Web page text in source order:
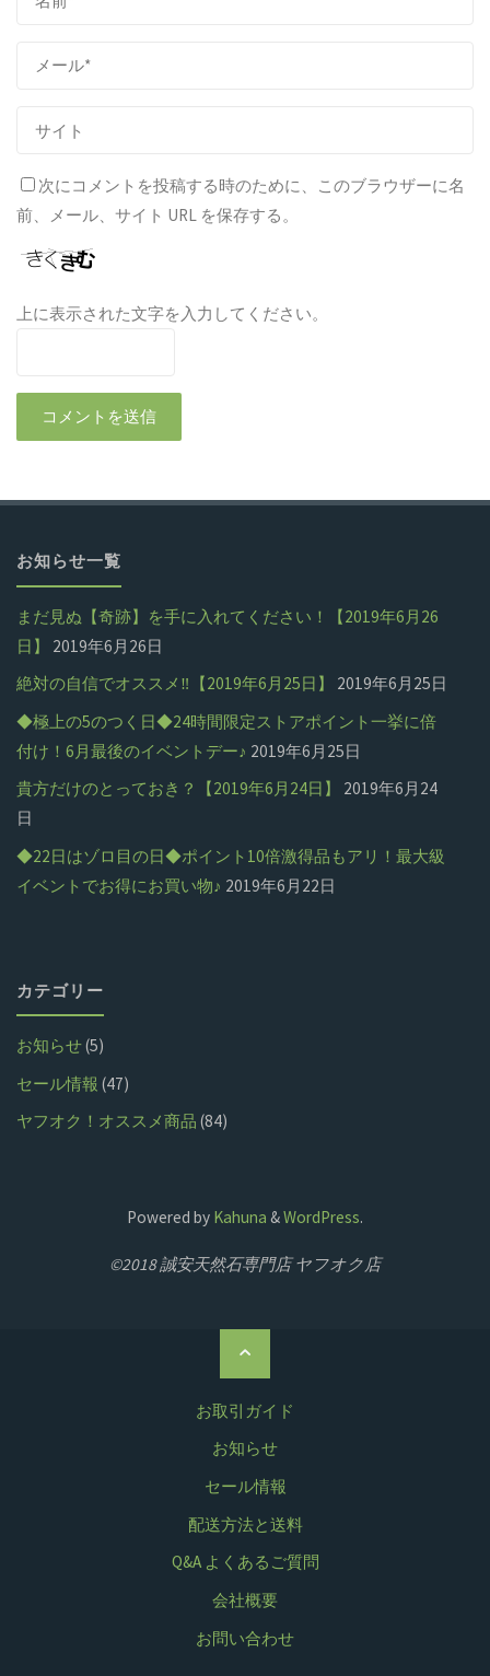
次にコメントを投稿する時のために、このブラウザーに名
前、メール、サイト URL を保存する。
上に表示された文字を入力してください。
お知らせ一覧
まだ見ぬ【奇跡】を手に入れてください！【2019年6月26
日】
2019年6月26日
絶対の自信でオススメ‼【2019年6月25日】
2019年6月25日
◆極上の5のつく日◆24時間限定ストアポイント一挙に倍
付け！6月最後のイベントデー♪ 2019年6月25日
貴方だけのとっておき？【2019年6月24日】
2019年6月24
日
◆22日はゾロ目の日◆ポイント10倍激得品もアリ！最大級
イベントでお得にお買い物♪ 2019年6月22日
カテゴリー
お知らせ(5)
セール情報 (47)
ヤフオク！オススメ商品 (84)
Powered by Kahuna &WordPress.
©2018 誠安天然石専門店 ヤフオク店
お取引ガイド
お知らせ
セール情報
配送方法と送料
Q&A よくあるご質問
会社概要
お問い合わせ
ト
ッ
プ
に
る